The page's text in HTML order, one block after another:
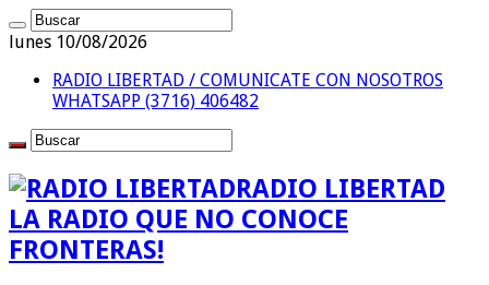
lunes 10/08/2026
RADIO LIBERTAD / COMUNICATE CON NOSOTROS
WHATSAPP (3716) 406482
RADIO LIBERTAD
LA RADIO QUE NO CONOCE
FRONTERAS!